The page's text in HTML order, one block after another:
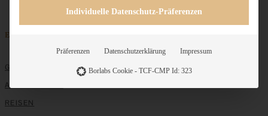
Entdecken
GRUNDLAGEN
ALLE REZEPTE
REISEN
Individuelle Datenschutz-Präferenzen
Präferenzen Datenschutzerklärung Impressum
Borlabs Cookie - TCF-CMP Id: 323